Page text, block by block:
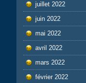
juillet 2022
juin 2022
mai 2022
avril 2022
mars 2022
février 2022